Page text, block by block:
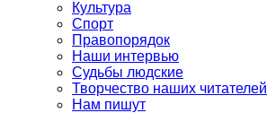
Культура
Спорт
Правопорядок
Наши интервью
Судьбы людские
Творчество наших читателей
Нам пишут